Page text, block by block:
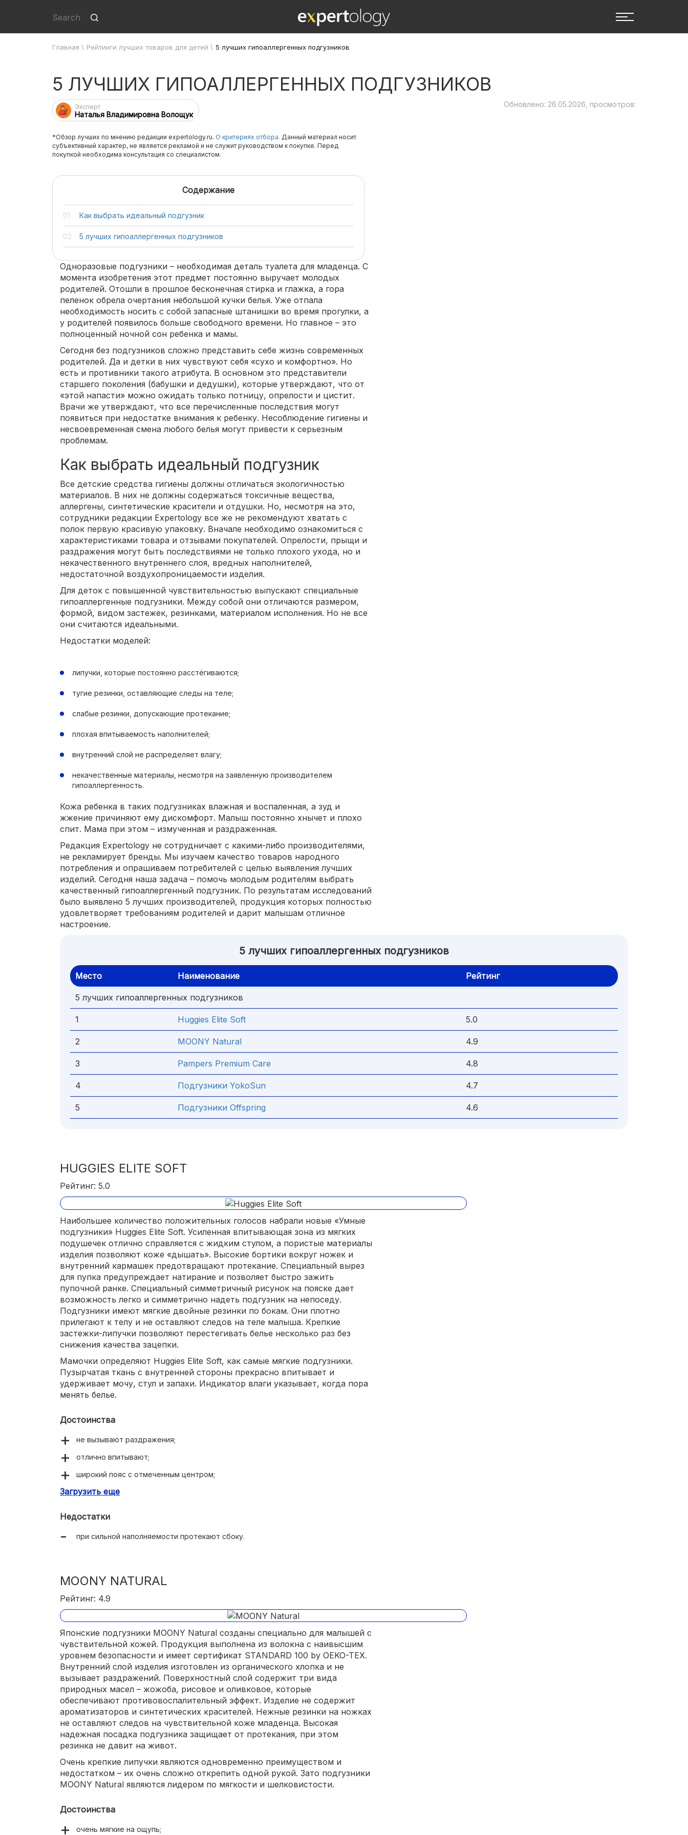
Главная \ Рейтинги лучших товаров для детей \ 5 лучших гипоаллергенных подгузников
5 ЛУЧШИХ ГИПОАЛЛЕРГЕННЫХ ПОДГУЗНИКОВ
Эксперт
Наталья Владимировна Волощук
Обновлено: 26.05.2026, просмотров:
*Обзор лучших по мнению редакции expertology.ru. О критериях отбора. Данный материал носит
субъективный характер, не является рекламой и не служит руководством к покупке. Перед
покупкой необходима консультация со специалистом.
Содержание
Как выбрать идеальный подгузник
5 лучших гипоаллергенных подгузников
Одноразовые подгузники – необходимая деталь туалета для младенца. С
момента изобретения этот предмет постоянно выручает молодых
родителей. Отошли в прошлое бесконечная стирка и глажка, а гора
пеленок обрела очертания небольшой кучки белья. Уже отпала
необходимость носить с собой запасные штанишки во время прогулки, а
у родителей появилось больше свободного времени. Но главное – это
полноценный ночной сон ребенка и мамы.
Сегодня без подгузников сложно представить себе жизнь современных
родителей. Да и детки в них чувствуют себя «сухо и комфортно». Но
есть и противники такого атрибута. В основном это представители
старшего поколения (бабушки и дедушки), которые утверждают, что от
«этой напасти» можно ожидать только потницу, опрелости и цистит.
Врачи же утверждают, что все перечисленные последствия могут
появиться при недостатке внимания к ребенку. Несоблюдение гигиены и
несвоевременная смена любого белья могут привести к серьезным
проблемам.
Как выбрать идеальный подгузник
Все детские средства гигиены должны отличаться экологичностью
материалов. В них не должны содержаться токсичные вещества,
аллергены, синтетические красители и отдушки. Но, несмотря на это,
сотрудники редакции Expertology все же не рекомендуют хватать с
полок первую красивую упаковку. Вначале необходимо ознакомиться с
характеристиками товара и отзывами покупателей. Опрелости, прыщи и
раздражения могут быть последствиями не только плохого ухода, но и
некачественного внутреннего слоя, вредных наполнителей,
недостаточной воздухопроницаемости изделия.
Для деток с повышенной чувствительностью выпускают специальные
гипоаллергенные подгузники. Между собой они отличаются размером,
формой, видом застежек, резинками, материалом исполнения. Но не все
они считаются идеальными.
Недостатки моделей:
липучки, которые постоянно расстёгиваются;
тугие резинки, оставляющие следы на теле;
слабые резинки, допускающие протекание;
плохая впитываемость наполнителей;
внутренний слой не распределяет влагу;
некачественные материалы, несмотря на заявленную производителем
гипоаллергенность.
Кожа ребенка в таких подгузниках влажная и воспаленная, а зуд и
жжение причиняют ему дискомфорт. Малыш постоянно хнычет и плохо
спит. Мама при этом – измученная и раздраженная.
Редакция Expertology не сотрудничает с какими-либо производителями,
не рекламирует бренды. Мы изучаем качество товаров народного
потребления и опрашиваем потребителей с целью выявления лучших
изделий. Сегодня наша задача – помочь молодым родителям выбрать
качественный гипоаллергенный подгузник. По результатам исследований
было выявлено 5 лучших производителей, продукция которых полностью
удовлетворяет требованиям родителей и дарит малышам отличное
настроение.
5 лучших гипоаллергенных подгузников
Место Наименование Рейтинг
5 лучших гипоаллергенных подгузников
1 Huggies Elite Soft 5.0
2 MOONY Natural 4.9
3 Pampers Premium Care 4.8
4 Подгузники YokoSun 4.7
5 Подгузники Offspring 4.6
HUGGIES ELITE SOFT
Рейтинг: 5.0
Наибольшее количество положительных голосов набрали новые «Умные
подгузники» Huggies Elite Soft. Усиленная впитывающая зона из мягких
подушечек отлично справляется с жидким стулом, а пористые материалы
изделия позволяют коже «дышать». Высокие бортики вокруг ножек и
внутренний кармашек предотвращают протекание. Специальный вырез
для пупка предупреждает натирание и позволяет быстро зажить
пупочной ранке. Специальный симметричный рисунок на пояске дает
возможность легко и симметрично надеть подгузник на непоседу.
Подгузники имеют мягкие двойные резинки по бокам. Они плотно
прилегают к телу и не оставляют следов на теле малыша. Крепкие
застежки-липучки позволяют перестегивать белье несколько раз без
снижения качества зацепки.
Мамочки определяют Huggies Elite Soft, как самые мягкие подгузники.
Пузырчатая ткань с внутренней стороны прекрасно впитывает и
удерживает мочу, стул и запахи. Индикатор влаги указывает, когда пора
менять белье.
Достоинства
не вызывают раздражения;
отлично впитывают;
широкий пояс с отмеченным центром;
крепкие липучки;
Загрузить еще
Недостатки
при сильной наполняемости протекают сбоку.
MOONY NATURAL
Рейтинг: 4.9
Японские подгузники MOONY Natural созданы специально для малышей с
чувствительной кожей. Продукция выполнена из волокна с наивысшим
уровнем безопасности и имеет сертификат STANDARD 100 by OEKO-TEX.
Внутренний слой изделия изготовлен из органического хлопка и не
вызывает раздражений. Поверхностный слой содержит три вида
природных масел – жожоба, рисовое и оливковое, которые
обеспечивают противовоспалительный эффект. Изделие не содержит
ароматизаторов и синтетических красителей. Нежные резинки на ножках
не оставляют следов на чувствительной коже младенца. Высокая
надежная посадка подгузника защищает от протекания, при этом
резинка не давит на живот.
Очень крепкие липучки являются одновременно преимуществом и
недостатком – их очень сложно открепить одной рукой. Зато подгузники
MOONY Natural являются лидером по мягкости и шелковистости.
Достоинства
очень мягкие на ощупь;